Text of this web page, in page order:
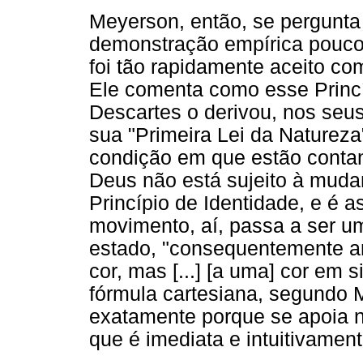
Meyerson, então, se
demonstração empírica
foi tão rapidamente aceito
Ele comenta como esse
Descartes o derivou, nos
sua "Primeira Lei da
condição em que estão
Deus não está sujeito à
Princípio de Identidade, e é
movimento, aí, passa a ser
estado, "consequentemente
cor, mas [...] [a uma] cor em
fórmula cartesiana, segundo
exatamente porque se apoia
que é imediata e